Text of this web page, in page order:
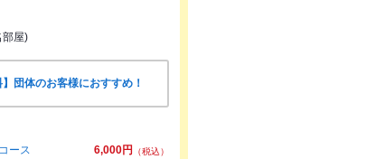
部屋)
団体のお客様におすすめ！
6,000円
（税込）
ース